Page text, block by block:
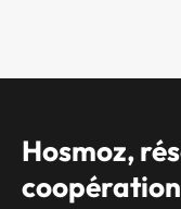
Hosmoz,